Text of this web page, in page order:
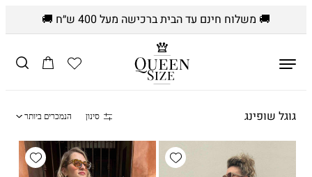
דלג לתוכן
🚚 משלוח חינם עד הבית ברכישה מעל 400 ש״ח 🚚
הרשימה
שלי
עֲגָלָה
א
ס
גוגל שופינג סינון
מיין
הנמכרים ביותר
Add wishlist
wishlist